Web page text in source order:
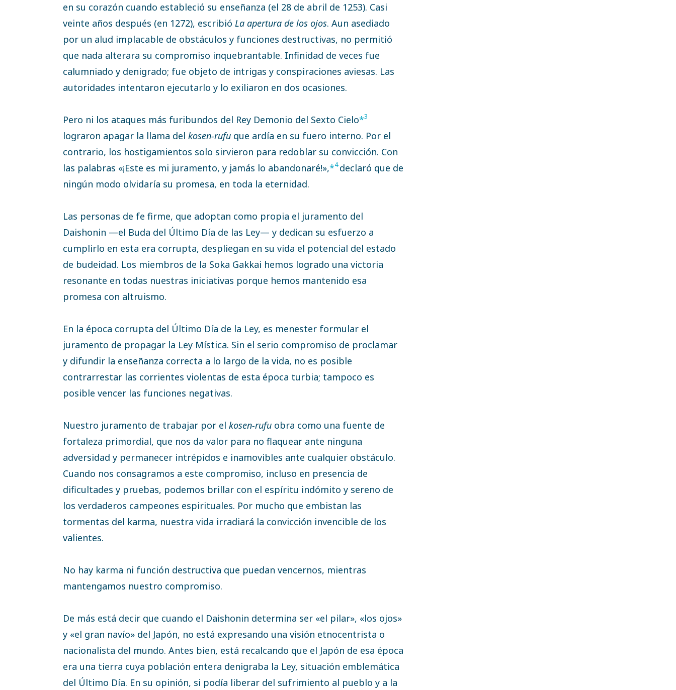
en su corazón cuando estableció su enseñanza (el 28 de abril de 1253). Casi
veinte años después (en 1272), escribió La apertura de los ojos. Aun asediado
por un alud implacable de obstáculos y funciones destructivas, no permitió
que nada alterara su compromiso inquebrantable. Infinidad de veces fue
calumniado y denigrado; fue objeto de intrigas y conspiraciones aviesas. Las
autoridades intentaron ejecutarlo y lo exiliaron en dos ocasiones.
Pero ni los ataques más furibundos del Rey Demonio del Sexto Cielo*3
lograron apagar la llama del kosen-rufu que ardía en su fuero interno. Por el
contrario, los hostigamientos solo sirvieron para redoblar su convicción. Con
las palabras «¡Este es mi juramento, y jamás lo abandonaré!»,*4declaró que de
ningún modo olvidaría su promesa, en toda la eternidad.
Las personas de fe firme, que adoptan como propia el juramento del
Daishonin —el Buda del Último Día de las Ley— y dedican su esfuerzo a
cumplirlo en esta era corrupta, despliegan en su vida el potencial del estado
de budeidad. Los miembros de la Soka Gakkai hemos logrado una victoria
resonante en todas nuestras iniciativas porque hemos mantenido esa
promesa con altruismo.
En la época corrupta del Último Día de la Ley, es menester formular el
juramento de propagar la Ley Mística. Sin el serio compromiso de proclamar
y difundir la enseñanza correcta a lo largo de la vida, no es posible
contrarrestar las corrientes violentas de esta época turbia; tampoco es
posible vencer las funciones negativas.
Nuestro juramento de trabajar por el kosen-rufu obra como una fuente de
fortaleza primordial, que nos da valor para no flaquear ante ninguna
adversidad y permanecer intrépidos e inamovibles ante cualquier obstáculo.
Cuando nos consagramos a este compromiso, incluso en presencia de
dificultades y pruebas, podemos brillar con el espíritu indómito y sereno de
los verdaderos campeones espirituales. Por mucho que embistan las
tormentas del karma, nuestra vida irradiará la convicción invencible de los
valientes.
No hay karma ni función destructiva que puedan vencernos, mientras
mantengamos nuestro compromiso.
De más está decir que cuando el Daishonin determina ser «el pilar», «los ojos»
y «el gran navío» del Japón, no está expresando una visión etnocentrista o
nacionalista del mundo. Antes bien, está recalcando que el Japón de esa época
era una tierra cuya población entera denigraba la Ley, situación emblemática
del Último Día. En su opinión, si podía liberar del sufrimiento al pueblo y a la